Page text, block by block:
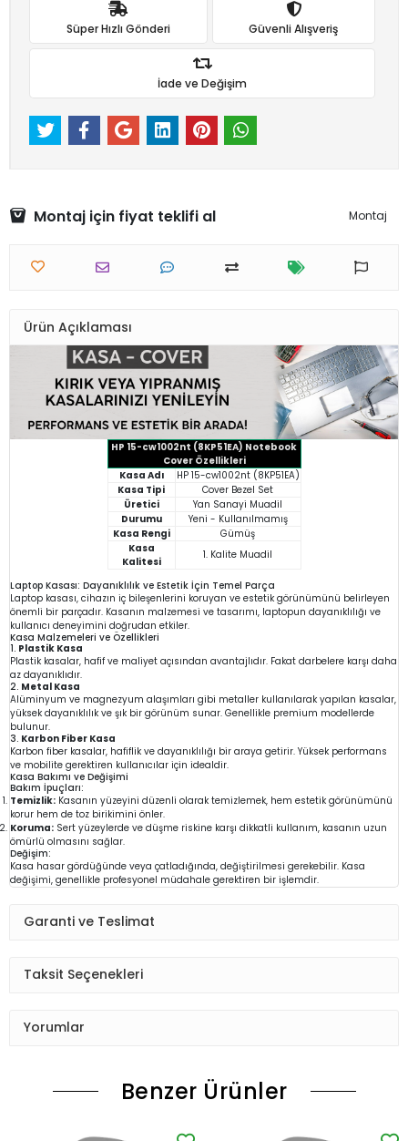
Süper Hızlı Gönderi Güvenli Alışveriş
İade ve Değişim
Montaj için fiyat teklifi al Montaj
Ürün Açıklaması
HP 15-cw1002nt (8KP51EA) Notebook
Cover Özellikleri
Kasa Adı
HP 15-cw1002nt (8KP51EA)
Kasa Tipi
Cover Bezel Set
Üretici
Yan Sanayi Muadil
Durumu
Yeni - Kullanılmamış
Kasa Rengi
Gümüş
Kasa
Kalitesi
1. Kalite Muadil
Laptop Kasası: Dayanıklılık ve Estetik İçin Temel Parça
Laptop kasası, cihazın iç bileşenlerini koruyan ve estetik görünümünü belirleyen
önemli bir parçadır. Kasanın malzemesi ve tasarımı, laptopun dayanıklılığı ve
kullanıcı deneyimini doğrudan etkiler.
Kasa Malzemeleri ve Özellikleri
1. Plastik Kasa
Plastik kasalar, hafif ve maliyet açısından avantajlıdır. Fakat darbelere karşı daha
az dayanıklıdır.
2. Metal Kasa
Alüminyum ve magnezyum alaşımları gibi metaller kullanılarak yapılan kasalar,
yüksek dayanıklılık ve şık bir görünüm sunar. Genellikle premium modellerde
bulunur.
3. Karbon Fiber Kasa
Karbon fiber kasalar, hafiflik ve dayanıklılığı bir araya getirir. Yüksek performans
ve mobilite gerektiren kullanıcılar için idealdir.
Kasa Bakımı ve Değişimi
Bakım İpuçları:
Temizlik: Kasanın yüzeyini düzenli olarak temizlemek, hem estetik görünümünü
korur hem de toz birikimini önler.
Koruma: Sert yüzeylerde ve düşme riskine karşı dikkatli kullanım, kasanın uzun
ömürlü olmasını sağlar.
Değişim:
Kasa hasar gördüğünde veya çatladığında, değiştirilmesi gerekebilir. Kasa
değişimi, genellikle profesyonel müdahale gerektiren bir işlemdir.
Garanti ve Teslimat
Taksit Seçenekleri
Yorumlar
Benzer Ürünler